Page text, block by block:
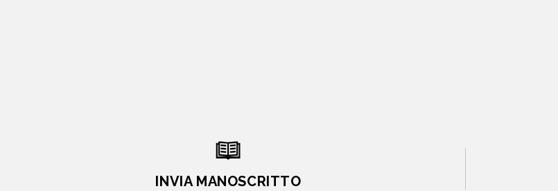
INVIA MANOSCRITTO